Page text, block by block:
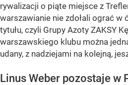
rywalizacji o piąte miejsce z
warszawianie nie zdołali ograć
tytułu, czyli Grupy Azoty ZAKSY
warszawskiego klubu można
udany, z nadziejami na kolejną,
Linus Weber pozostaje w